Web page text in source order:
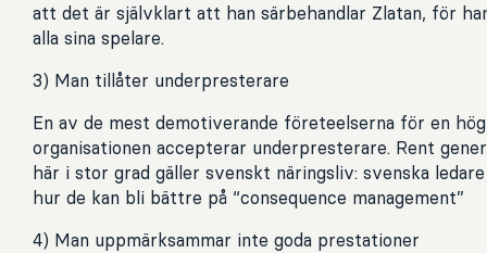
att det är självklart att han särbehandlar Zlatan, för
alla sina spelare.
3) Man tillåter underpresterare
En av de mest demotiverande företeelserna för en
organisationen accepterar underpresterare. Rent
här i stor grad gäller svenskt näringsliv: svenska
hur de kan bli bättre på “consequence management”
4) Man uppmärksammar inte goda prestationer